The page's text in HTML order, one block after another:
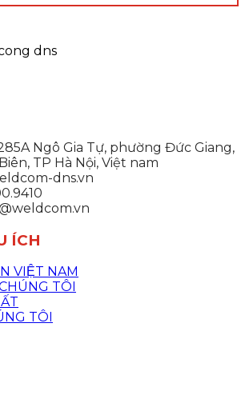
Ngô Gia Tự, phường Đức Giang,
TP Hà Nội, Việt nam
dns.vn
ÍCH
VIỆT NAM
TÔI
TÔI